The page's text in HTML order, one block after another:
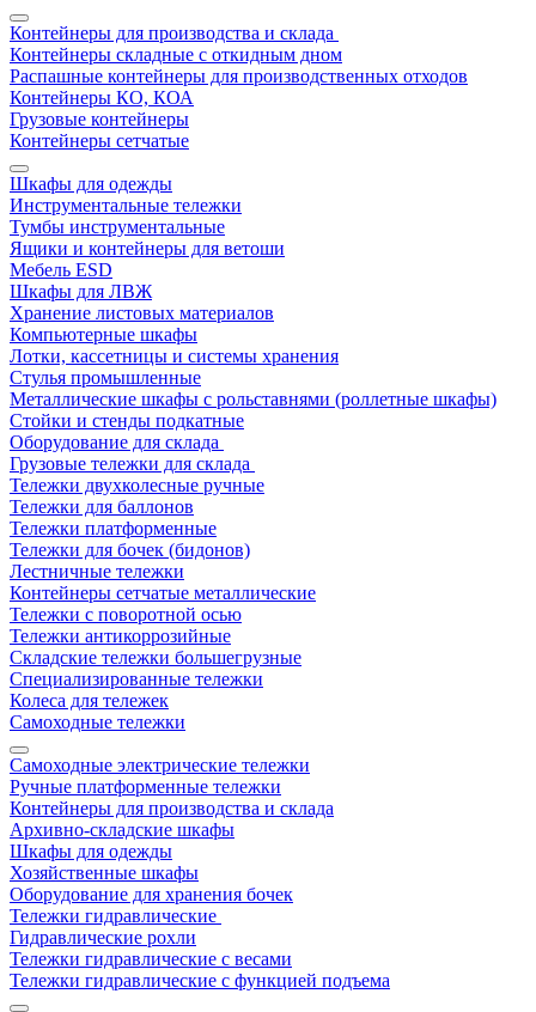
Контейнеры для производства и склада
Контейнеры складные с откидным дном
Распашные контейнеры для производственных отходов
Контейнеры КО, КОА
Грузовые контейнеры
Контейнеры сетчатые
Шкафы для одежды
Инструментальные тележки
Тумбы инструментальные
Ящики и контейнеры для ветоши
Мебель ESD
Шкафы для ЛВЖ
Хранение листовых материалов
Компьютерные шкафы
Лотки, кассетницы и системы хранения
Стулья промышленные
Металлические шкафы с рольставнями (роллетные шкафы)
Стойки и стенды подкатные
Оборудование для склада
Грузовые тележки для склада
Тележки двухколесные ручные
Тележки для баллонов
Тележки платформенные
Тележки для бочек (бидонов)
Лестничные тележки
Контейнеры сетчатые металлические
Тележки с поворотной осью
Тележки антикоррозийные
Складские тележки большегрузные
Специализированные тележки
Колеса для тележек
Самоходные тележки
Самоходные электрические тележки
Ручные платформенные тележки
Контейнеры для производства и склада
Архивно-складские шкафы
Шкафы для одежды
Хозяйственные шкафы
Оборудование для хранения бочек
Тележки гидравлические
Гидравлические рохли
Тележки гидравлические с весами
Тележки гидравлические с функцией подъема